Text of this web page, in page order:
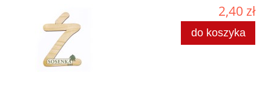
2,40 zł
do koszyka